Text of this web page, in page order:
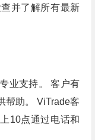
并了解所有最新
业支持。 客户有
帮助。 ViTrade客
10点通过电话和